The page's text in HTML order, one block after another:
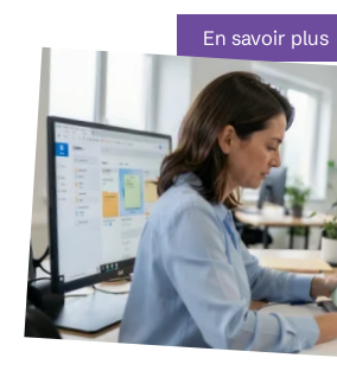
En savoir plus